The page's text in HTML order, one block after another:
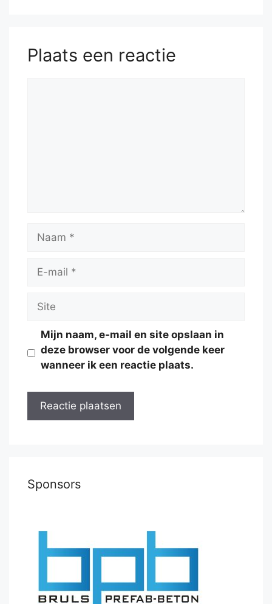
Plaats een reactie
Naam
Site
Mijn naam, e-mail en site opslaan in
deze browser voor de volgende keer
wanneer ik een reactie plaats.
Sponsors